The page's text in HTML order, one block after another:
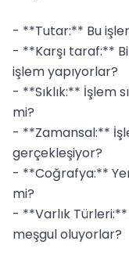
- **Tutar:** Bu
- **Karşı taraf:**
işlem yapıyorlar?
- **Sıklık:** İşlem
mi?
- **Zamansal:**
gerçekleşiyor?
- **Coğrafya:**
mi?
- **Varlık Türleri:**
meşgul oluyorlar?